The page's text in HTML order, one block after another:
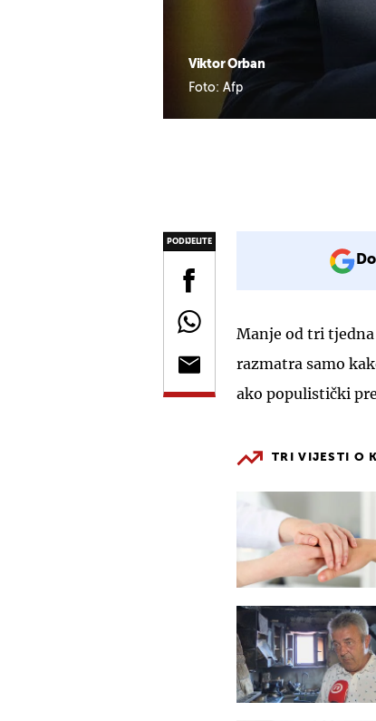
Viktor Orban
Foto: Afp
PODIJELITE
Manje od tri
razmatra samo
ako populistički
TRI VIJESTI O